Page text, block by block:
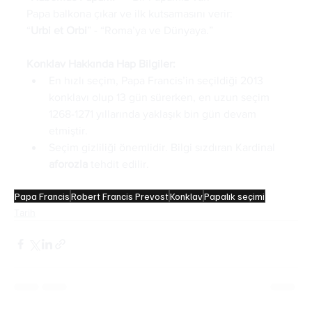
Papa FrancisRobert Francis PrevostKonklavPapalık seçimi